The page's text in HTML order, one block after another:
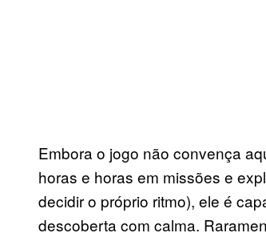
Embora o jogo não convença
horas e horas em missões e
decidir o próprio ritmo), ele é
descoberta com calma.